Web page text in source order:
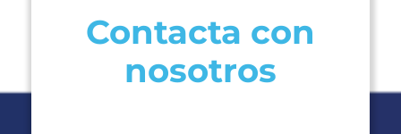
Contacta con
nosotros